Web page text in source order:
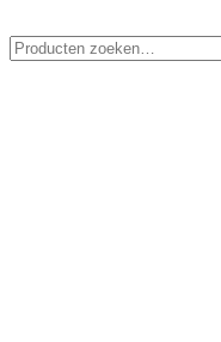
naar: